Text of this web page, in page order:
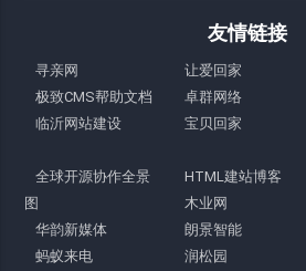
友情链接
寻亲网 让爱回家
极致CMS帮助文档
卓群网络
临沂网站建设
宝贝回家
全球开源协作全景
图
HTML建站博客
木业网
华韵新媒体
朗景智能
蚂蚁来电
润松园